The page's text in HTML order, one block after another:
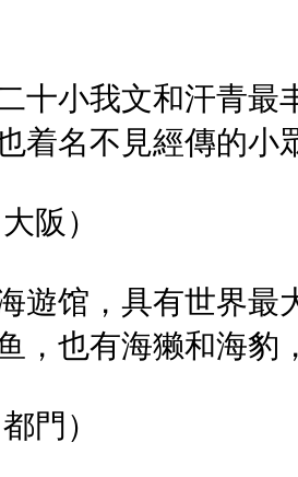
十小我文和汗青最
着名不見經傳的小
阪）
遊馆，具有世界最
，也有海獭和海豹
門）